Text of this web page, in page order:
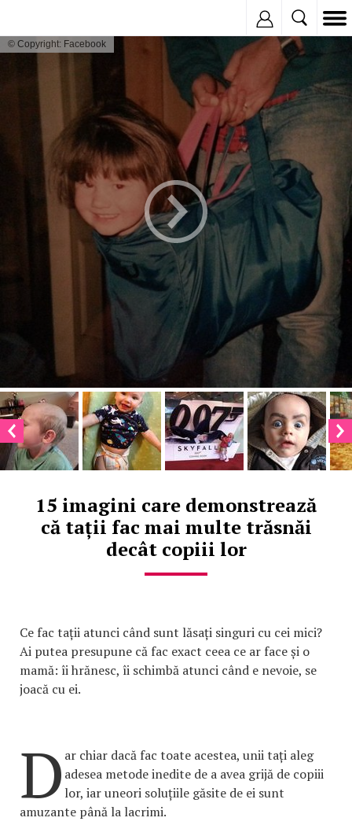
© Copyright: Facebook
15 imagini care demonstrează
că tații fac mai multe trăsnăi
decât copiii lor
Ce fac tații atunci când sunt lăsați singuri cu cei mici?
Ai putea presupune că fac exact ceea ce ar face și o
mamă: îi hrănesc, îi schimbă atunci când e nevoie, se
joacă cu ei.
D ar chiar dacă fac toate acestea, unii tați aleg
adesea metode inedite de a avea grijă de copiii
lor, iar uneori soluțiile găsite de ei sunt
amuzante până la lacrimi.